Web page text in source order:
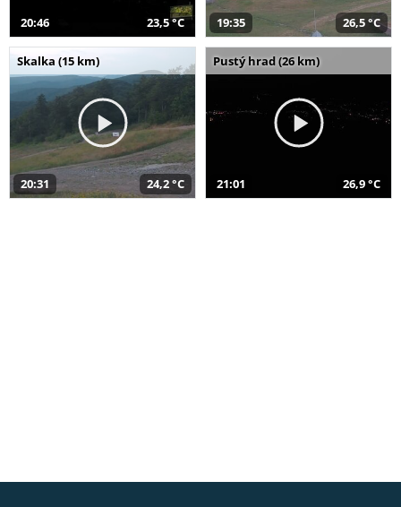
20:46 23,5 °C 19:35 26,5 °C
Skalka (15 km)
20:31 24,2 °C
Pustý hrad (26 km)
21:01 26,9 °C